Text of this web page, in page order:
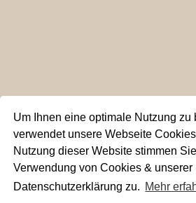
Um Ihnen eine optimale Nutzung zu
verwendet unsere Webseite
Nutzung dieser Website stimmen
Verwendung von Cookies & unserer
Datenschutzerklärung zu. Mehr